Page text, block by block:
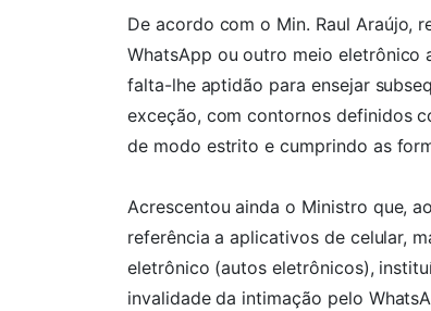
De acordo com o Min. Raul Araújo,
WhatsApp ou outro meio eletrônico
falta-lhe aptidão para ensejar
exceção, com contornos definidos
de modo estrito e cumprindo as
Acrescentou ainda o Ministro que,
referência a aplicativos de celular,
eletrônico (autos eletrônicos),
invalidade da intimação pelo